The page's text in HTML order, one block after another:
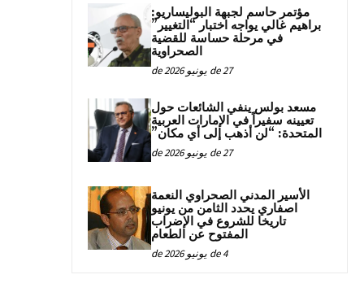
مؤتمر حاسم لجبهة البوليساريو:
براهيم غالي يواجه اختبار “التغيير”
في مرحلة حساسة للقضية
الصحراوية
27 de يونيو de 2026
مسعد بولس ينفي الشائعات حول
تعيينه سفيراً في الإمارات العربية
المتحدة: “لن أذهب إلى أي مكان”
27 de يونيو de 2026
الأسير المدني الصحراوي النعمة
اصفاري يحدد الثامن من يونيو
تاريخا للشروع في الإضراب
المفتوح عن الطعام
4 de يونيو de 2026